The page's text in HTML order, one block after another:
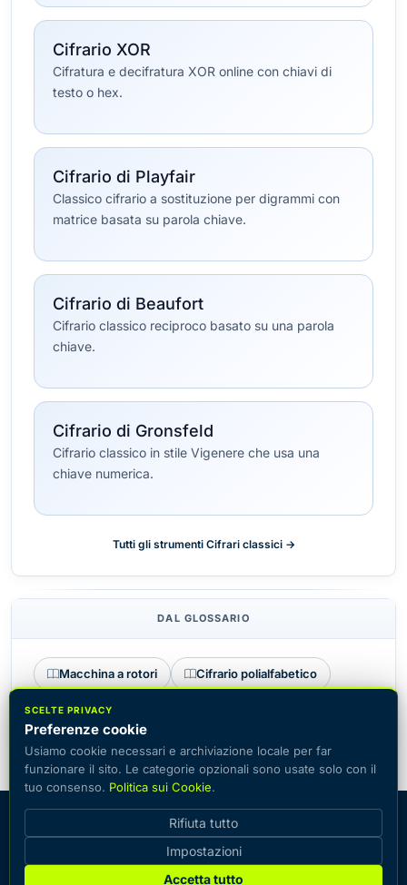
Cifrario XOR
Cifratura e decifratura XOR online con chiavi di
testo o hex.
Cifrario di Playfair
Classico cifrario a sostituzione per digrammi con
matrice basata su parola chiave.
Cifrario di Beaufort
Cifrario classico reciproco basato su una parola
chiave.
Cifrario di Gronsfeld
Cifrario classico in stile Vigenere che usa una
chiave numerica.
Tutti gli strumenti Cifrari classici →
DAL GLOSSARIO
Macchina a rotori Cifrario polialfabetico
Cifrario a sostituzione
© 2026 CiphersOnline — catalogo dei sistemi di crittografia più
diffusi con la possibilità di cifrare e decifrare testo online.
ContattiGlossarioGuidePolitica sui CookieInformativa sulla Privacy
SCELTE PRIVACY
Preferenze cookie
Usiamo cookie necessari e archiviazione locale per far
funzionare il sito. Le categorie opzionali sono usate solo con il
tuo consenso. Politica sui Cookie.
Rifiuta tutto
Impostazioni
Accetta tutto